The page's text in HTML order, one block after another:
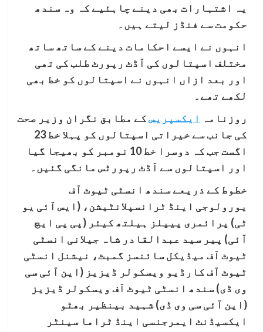
یہ اشتہارات بھی دینے چاہئیے کہ وہ سندھ
حکومت سے فنڈز لیتے ہیں۔
انہوں نے ایسے احکامات دینے کے ساتھ ساتھ
مختلف اسپتالوں کی آڈٹ رپورٹ طلب کی تھی
اور بعد ازاں انہوں نے اسپتالوں کو خط بھی
لکھے تھے۔
روزنامہ ایکسپریسکے مطابق نگران وزیر صحت
کی جانب سے خیراتی اسپتالوں کو پہلا خط 23
اگست جب کہ دوسرا خط 10 نومبر کو بھیجا گیا
اور اسپتالوں سے آڈٹ رپورٹس مانگی گئیں۔
خطوط کے ذریعے سندھ انسٹی ٹیوٹ آف
یورولوجی اینڈ ٹرانسپلانٹیشن، (ایس آئی یو
ٹی) پرائمری پیپلز ہیلتھ کیئر (پی پی ایچ
آئی) پیر سید عبدالقادر شاہ جیلانی انسٹی
ٹیوٹ آف میڈیکل سائنسز گمبٹ، نیشنل انسٹی
ٹیوٹ آف کارڈیو ویسکولر ڈیزیز (این آئی سی
وی ڈی) سندھ انسٹی ٹیوٹ آف ویسکولر ڈیزیز
(این آئی سی وی ڈی) شہید بینظیر بھٹو
ایکسیڈنٹ ایمرجنسی اینڈ ٹراما سینٹر